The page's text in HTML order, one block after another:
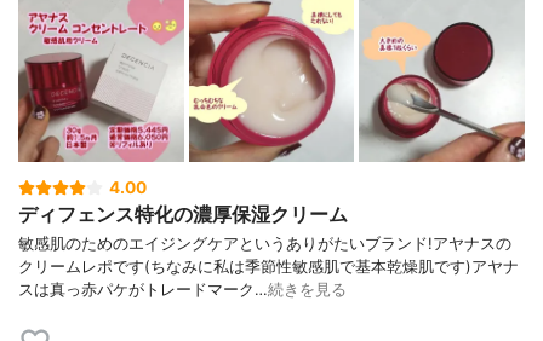
4.00
ディフェンス特化の濃厚保湿クリーム
敏感肌のためのエイジングケアというありがたいブランド!アヤナスの
クリームレポです(ちなみに私は季節性敏感肌で基本乾燥肌です)アヤナ
スは真っ赤パケがトレードマーク…続きを見る